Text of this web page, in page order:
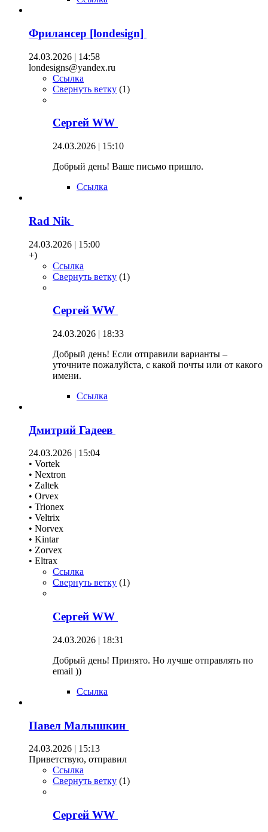
Фрилансер [londesign]
24.03.2026 | 14:58
londesigns@yandex.ru
Ссылка
Свернуть ветку (1)
Сергей WW
24.03.2026 | 15:10
Добрый день! Ваше письмо пришло.
Ссылка
Rad Nik
24.03.2026 | 15:00
+)
Ссылка
Свернуть ветку (1)
Сергей WW
24.03.2026 | 18:33
Добрый день! Если отправили варианты –
уточните пожалуйста, с какой почты или от какого
имени.
Ссылка
Дмитрий Гадеев
24.03.2026 | 15:04
• Vortek
• Nextron
• Zaltek
• Orvex
• Trionex
• Veltrix
• Norvex
• Kintar
• Zorvex
• Eltrax
Ссылка
Свернуть ветку (1)
Сергей WW
24.03.2026 | 18:31
Добрый день! Принято. Но лучше отправлять по
email ))
Ссылка
Павел Малышкин
24.03.2026 | 15:13
Приветствую, отправил
Ссылка
Свернуть ветку (1)
Сергей WW